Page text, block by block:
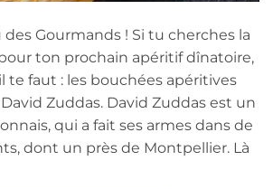
Gourmands ! Si tu cherches la
ton prochain apéritif dînatoire,
te faut : les bouchées apéritives
Zuddas. David Zuddas est un
qui a fait ses armes dans de
dont un près de Montpellier. Là